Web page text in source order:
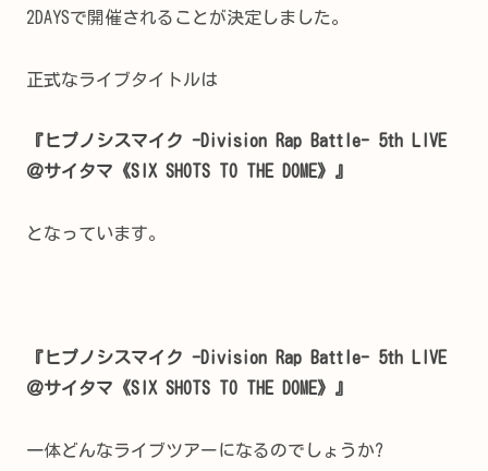
2DAYSで開催されることが決定しました。
正式なライブタイトルは
『ヒプノシスマイク -Division Rap Battle- 5th LIVE
＠サイタマ《SIX SHOTS TO THE DOME》』
となっています。
『ヒプノシスマイク -Division Rap Battle- 5th LIVE
＠サイタマ《SIX SHOTS TO THE DOME》』
一体どんなライブツアーになるのでしょうか?